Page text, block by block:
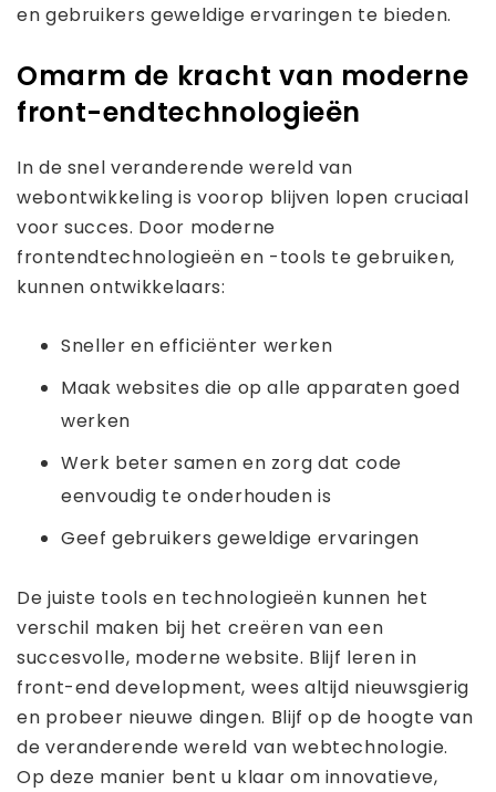
en gebruikers geweldige ervaringen te bieden.
Omarm de kracht van moderne
front-endtechnologieën
In de snel veranderende wereld van
webontwikkeling is voorop blijven lopen cruciaal
voor succes. Door moderne
frontendtechnologieën en -tools te gebruiken,
kunnen ontwikkelaars:
Sneller en efficiënter werken
Maak websites die op alle apparaten goed
werken
Werk beter samen en zorg dat code
eenvoudig te onderhouden is
Geef gebruikers geweldige ervaringen
De juiste tools en technologieën kunnen het
verschil maken bij het creëren van een
succesvolle, moderne website. Blijf leren in
front-end development, wees altijd nieuwsgierig
en probeer nieuwe dingen. Blijf op de hoogte van
de veranderende wereld van webtechnologie.
Op deze manier bent u klaar om innovatieve,